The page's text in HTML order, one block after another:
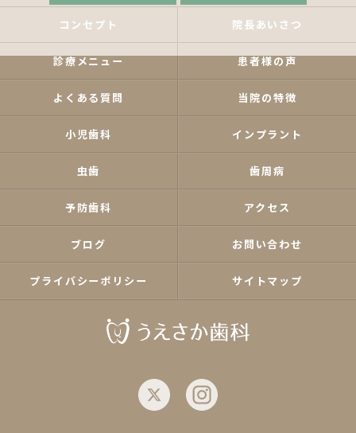
コンセプト 院長あいさつ
診療メニュー 患者様の声
よくある質問 当院の特徴
小児歯科 インプラント
虫歯 歯周病
予防歯科 アクセス
ブログ お問い合わせ
プライバシーポリシー サイトマップ